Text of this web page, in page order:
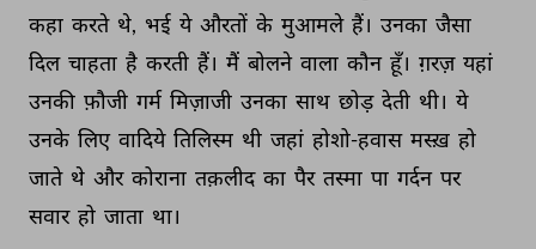
कहा करते थे, भई ये औरतों के मुआमले हैं। उनका जैसा
दिल चाहता है करती हैं। मैं बोलने वाला कौन हूँ। ग़रज़ यहां
उनकी फ़ौजी गर्म मिज़ाजी उनका साथ छोड़ देती थी। ये
उनके लिए वादिये तिलिस्म थी जहां होशो-हवास मस्ख़ हो
जाते थे और कोराना तक़लीद का पैर तस्मा पा गर्दन पर
सवार हो जाता था।